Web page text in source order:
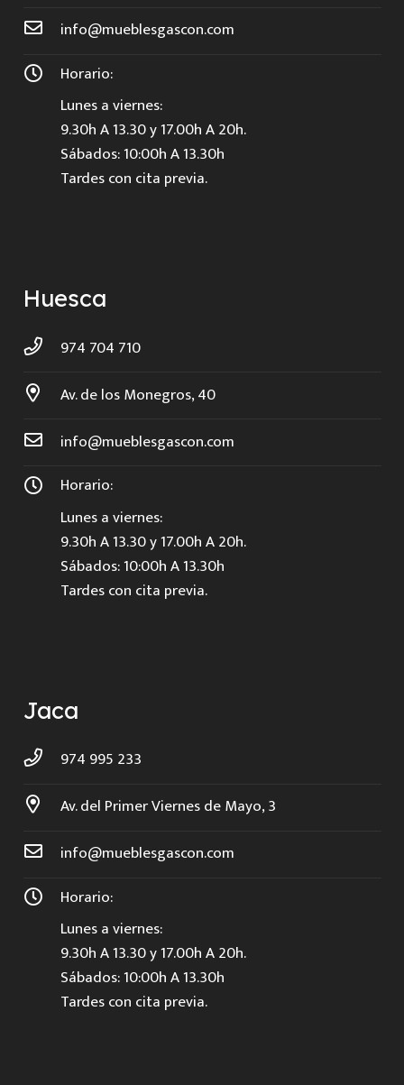
info@mueblesgascon.com
Horario:
Lunes a viernes:
9.30h A 13.30 y 17.00h A 20h.
Sábados: 10:00h A 13.30h
Tardes con cita previa.
Huesca
974 704 710
Av. de los Monegros, 40
info@mueblesgascon.com
Horario:
Lunes a viernes:
9.30h A 13.30 y 17.00h A 20h.
Sábados: 10:00h A 13.30h
Tardes con cita previa.
Jaca
974 995 233
Av. del Primer Viernes de Mayo, 3
info@mueblesgascon.com
Horario:
Lunes a viernes:
9.30h A 13.30 y 17.00h A 20h.
Sábados: 10:00h A 13.30h
Tardes con cita previa.